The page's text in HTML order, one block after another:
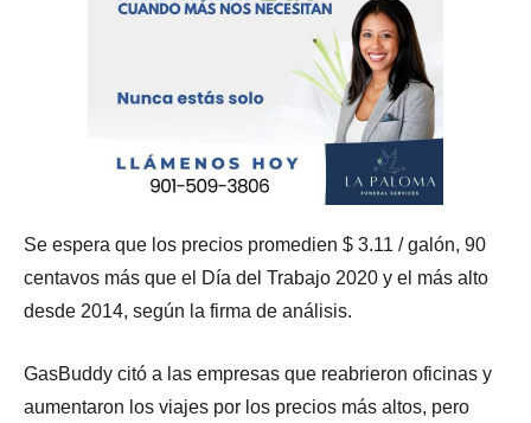
Se espera que los precios promedien $ 3.11 / galón, 90
centavos más que el Día del Trabajo 2020 y el más alto
desde 2014, según la firma de análisis.
GasBuddy citó a las empresas que reabrieron oficinas y
aumentaron los viajes por los precios más altos, pero